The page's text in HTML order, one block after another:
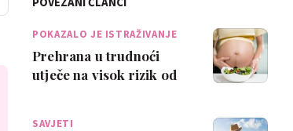
POKAZALO JE ISTRAŽIVANJE
Prehrana u trudnoći
utječe na visok rizik od
SAVJETI